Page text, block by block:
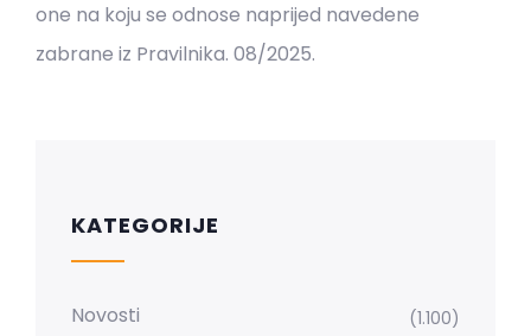
one na koju se odnose naprijed navedene
zabrane iz Pravilnika. 08/2025.
KATEGORIJE
Novosti (1.100)